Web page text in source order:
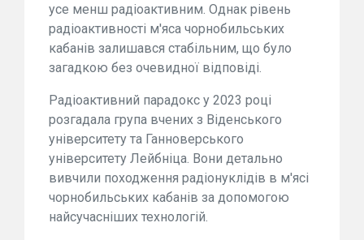
усе менш радіоактивним. Однак рівень
радіоактивності м'яса чорнобильських
кабанів залишався стабільним, що було
загадкою без очевидної відповіді.
Радіоактивний парадокс у 2023 році
розгадала група вчених з Віденського
університету та Ганноверського
університету Лейбніца. Вони детально
вивчили походження радіонуклідів в м'ясі
чорнобильських кабанів за допомогою
найсучасніших технологій.